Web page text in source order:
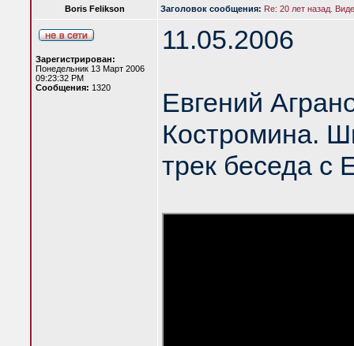
Boris Felikson Заголовок сообщения: Re: 20 лет назад.
Зарегистрирован:
Понедельник 13 Март 2006
09:23:32 PM
Сообщения: 1320
11.05.2006
Евгений
Костромина.
трек беседа с